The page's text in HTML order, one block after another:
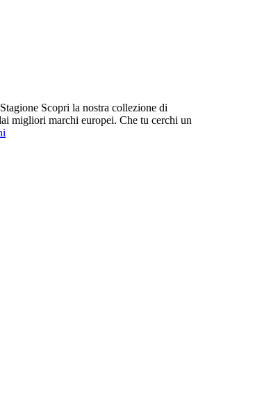
Scopri la nostra collezione di
migliori marchi europei. Che tu cerchi un